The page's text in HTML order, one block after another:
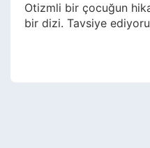
Otizmli bir çocuğun
bir dizi. Tavsiye